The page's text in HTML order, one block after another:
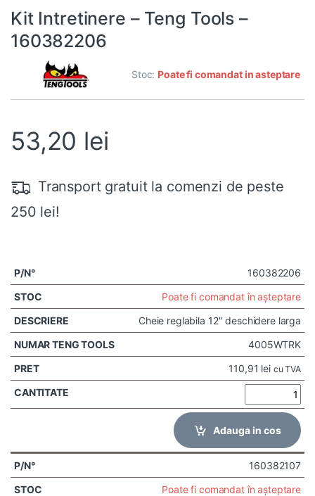
Kit Intretinere – Teng Tools –
160382206
Stoc: Poate fi comandat in asteptare
53,20 lei
Transport gratuit la comenzi de peste
250 lei!
160382206
Poate fi comandat în așteptare
Cheie reglabila 12" deschidere larga
4005WTRK
110,91 lei cu TVA
Adauga in cos
160382107
Poate fi comandat în așteptare